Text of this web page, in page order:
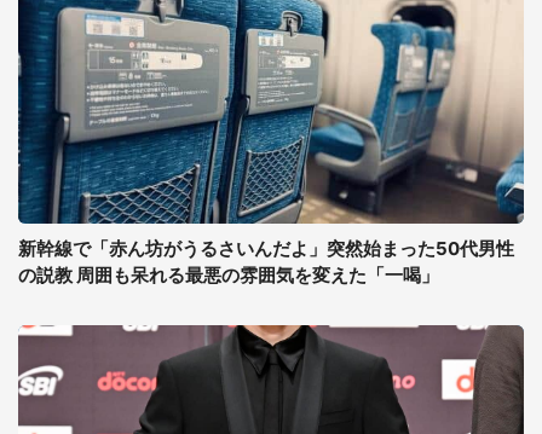
新幹線で「赤ん坊がうるさいんだよ」突然始まった50代男性
の説教 周囲も呆れる最悪の雰囲気を変えた「一喝」